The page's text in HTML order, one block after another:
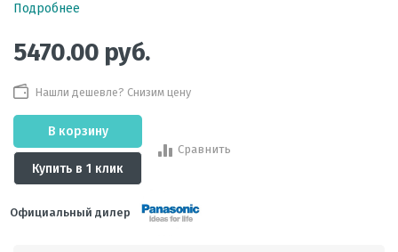
Подробнее
5470.00 руб.
Нашли дешевле? Снизим цену
В корзину
Купить в 1 клик
Сравнить
Официальный дилер